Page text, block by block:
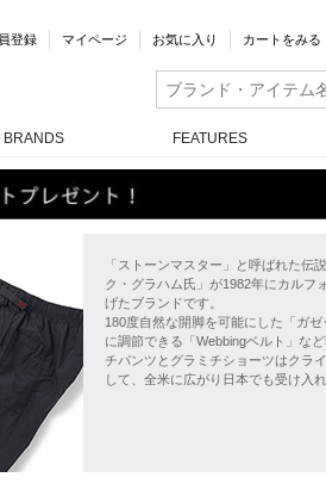
登録 マイページ お気に入り カートをみる
BRANDS FEATURES
「ストーンマスター」と呼ばれた伝
ク・グラハム氏」が1982年にカルフ
げたブランドです。
180度自然な開脚を可能にした「ガ
に調節できる「Webbingベルト」な
チパンツとグラミチショーツはクラ
して、全米に広がり日本でも受け入